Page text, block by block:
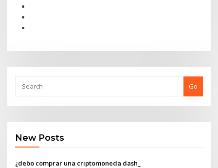
Go
New Posts
¿debo comprar una criptomoneda dash_